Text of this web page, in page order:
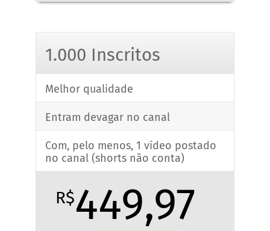
1.000 Inscritos
Melhor qualidade
Entram devagar no canal
Com, pelo menos, 1 vídeo postado
no canal (shorts não conta)
R$449,97